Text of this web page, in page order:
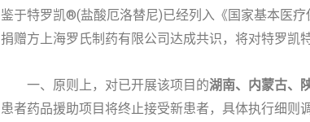
鉴于特罗凯®(盐酸厄洛替尼)已经列入《国家基本医
捐赠方上海罗氏制药有限公司达成共识，将对特罗凯
一、原则上，对已开展该项目的湖南、内蒙古、
患者药品援助项目将终止接受新患者，具体执行细则